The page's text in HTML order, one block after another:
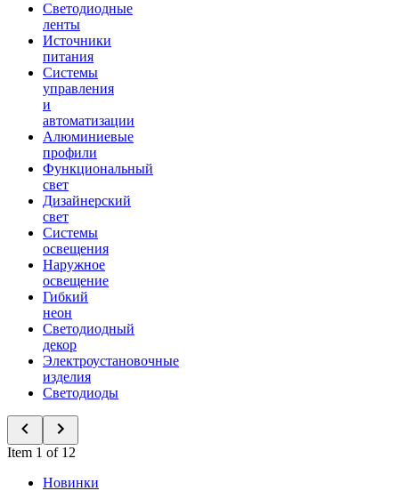
Светодиодные
ленты
Источники
питания
Системы
управления
и
автоматизации
Алюминиевые
профили
Функциональный
свет
Дизайнерский
свет
Системы
освещения
Наружное
освещение
Гибкий
неон
Светодиодный
декор
Электроустановочные
изделия
Светодиоды
Item 1 of 12
Новинки